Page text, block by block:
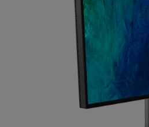
USB-C
色域
硬件校准
2.1声道内置扬声器